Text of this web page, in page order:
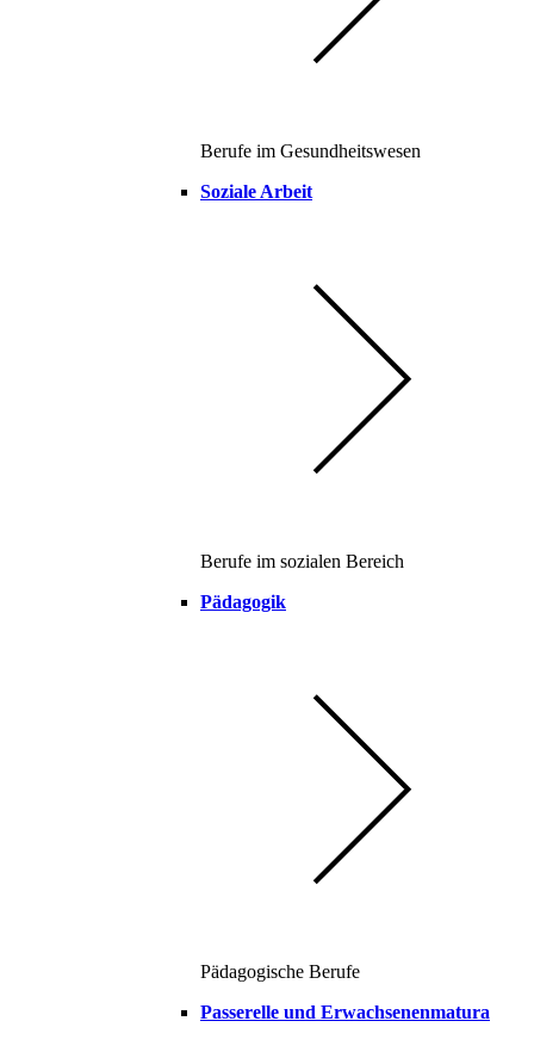
Berufe im Gesundheitswesen
Soziale Arbeit
Berufe im sozialen Bereich
Pädagogik
Pädagogische Berufe
Passerelle und Erwachsenenmatura